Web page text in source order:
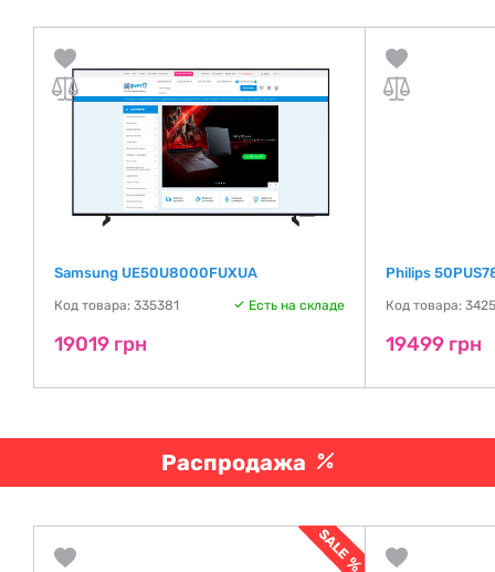
Samsung UE50U8000FUXUA
Код товара: 335381 Есть на складе
19019 грн
Philips
Код товара:
19499 грн
Распродажа